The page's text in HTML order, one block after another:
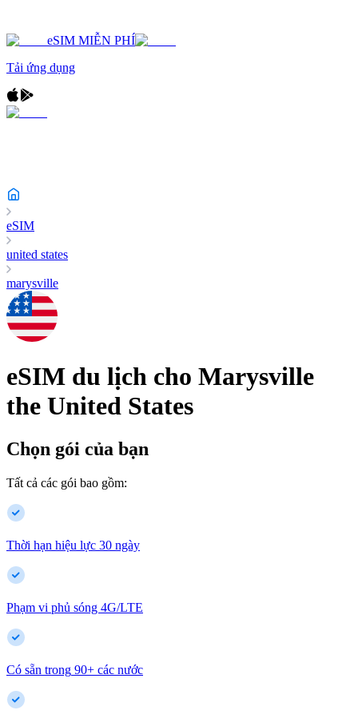
eSIM MIỄN PHÍ
Tải ứng dụng
eSIM
united states
marysville
eSIM du lịch cho Marysville
the United States
Chọn gói của bạn
Tất cả các gói bao gồm:
Thời hạn hiệu lực 30 ngày
Phạm vi phủ sóng 4G/LTE
Có sẵn trong 90+ các nước